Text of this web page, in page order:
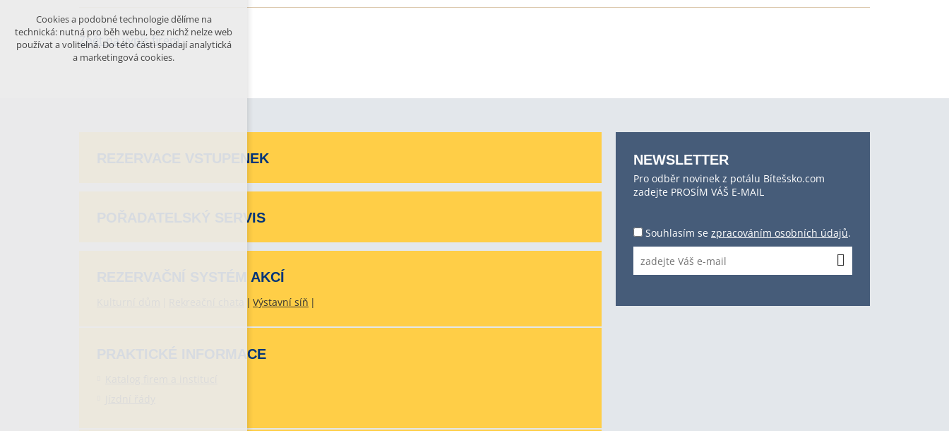
Zpět na výpis firem
REZERVACE VSTUPENEK
POŘADATELSKÝ SERVIS
REZERVAČNÍ SYSTÉM AKCÍ
Výstavní síň
PRAKTICKÉ INFORMACE
NEWSLETTER
Pro odběr novinek z potálu Bítešsko.com
zadejte PROSÍM VÁŠ E-MAIL
Souhlasím se zpracováním osobních údajů.
ODMÍTNOUT VŠE
Cookies a podobné technologie dělíme na
technická: nutná pro běh webu, bez nichž nelze web
používat a volitelná. Do této části spadají analytická
a marketingová cookies.